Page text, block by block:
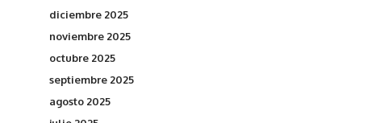
diciembre 2025
noviembre 2025
octubre 2025
septiembre 2025
agosto 2025